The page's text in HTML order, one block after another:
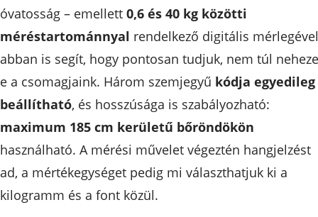
óvatosság – emellett 0,6 és 40 kg közötti
méréstartománnyal rendelkező digitális mérlegével
abban is segít, hogy pontosan tudjuk, nem túl
e a csomagjaink. Három szemjegyű kódja egyedileg
beállítható, és hosszúsága is szabályozható:
maximum 185 cm kerületű bőröndökön
használható. A mérési művelet végeztén hangjelzést
ad, a mértékegységet pedig mi választhatjuk ki a
kilogramm és a font közül.